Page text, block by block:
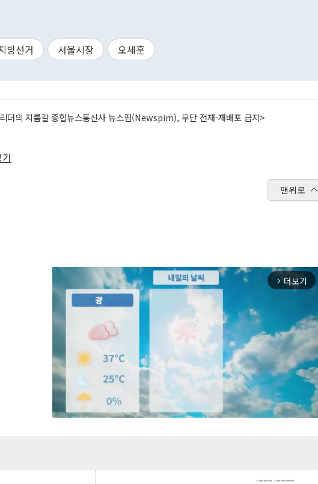
방선거 서울시장 오세훈
더의 지름길 종합뉴스통신사 뉴스핌(Newspim), 무단 전재-재배포 금지>
맨위로
arrow_forward_ios 더보기